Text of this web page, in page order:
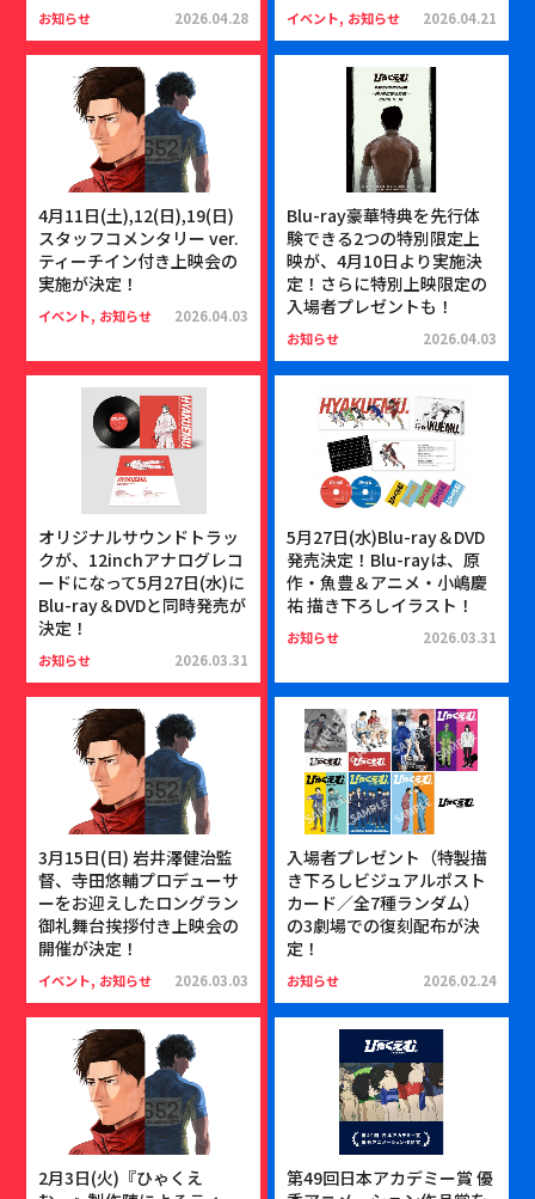
お知らせ 2026.04.28 イベント, お知らせ 2026.04.21
4月11日(土),12(日),19(日)
スタッフコメンタリー ver.
ティーチイン付き上映会の
実施が決定！
イベント, お知らせ 2026.04.03
Blu-ray豪華特典を先行体
験できる2つの特別限定上
映が、4月10日より実施決
定！さらに特別上映限定の
入場者プレゼントも！
お知らせ 2026.04.03
オリジナルサウンドトラッ
クが、12inchアナログレコ
ードになって5月27日(水)に
Blu-ray＆DVDと同時発売が
決定！
お知らせ 2026.03.31
5月27日(水)Blu-ray＆DVD
発売決定！Blu-rayは、原
作・魚豊＆アニメ・小嶋慶
祐 描き下ろしイラスト！
お知らせ 2026.03.31
3月15日(日) 岩井澤健治監
督、寺田悠輔プロデューサ
ーをお迎えしたロングラン
御礼舞台挨拶付き上映会の
開催が決定！
イベント, お知らせ 2026.03.03
入場者プレゼント（特製描
き下ろしビジュアルポスト
カード／全7種ランダム）
の3劇場での復刻配布が決
定！
お知らせ 2026.02.24
2月3日(火)『ひゃくえ
第49回日本アカデミー賞​ 優